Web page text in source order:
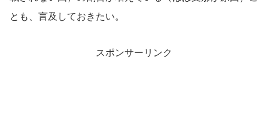
とも、言及しておきたい。
スポンサーリンク